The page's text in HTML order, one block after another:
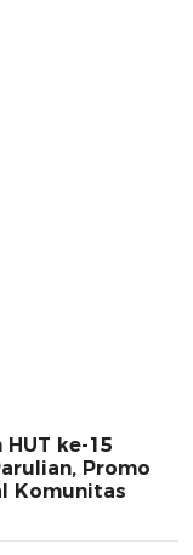
ke-15
Promo
Komunitas